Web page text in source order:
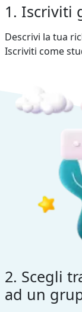
1. Iscriviti
Descrivi la tua
Iscriviti come
2. Scegli
ad un